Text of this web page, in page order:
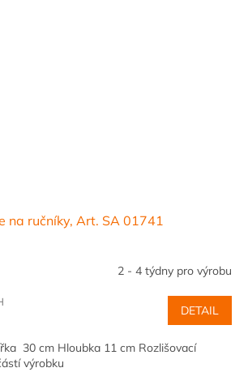
na ručníky, Art. SA 01741
2 - 4 týdny pro výrobu
DETAIL
30 cm Hloubka 11 cm Rozlišovací
výrobku